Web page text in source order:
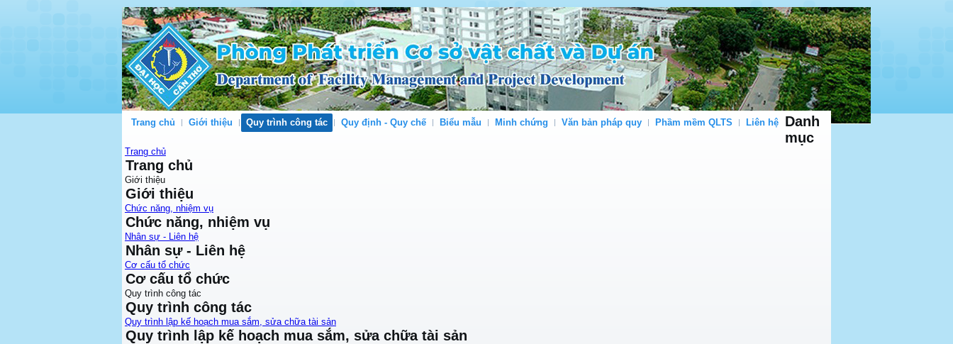
Trang chủ Giới thiệu Quy trình công tác Quy định - Quy chế Biểu mẫu Minh chứng Văn bản pháp quy Phầm mềm QLTS Liên hệ
Danh
mục
Trang chủ
Trang chủ
Giới thiệu
Giới thiệu
Chức năng, nhiệm vụ
Chức năng, nhiệm vụ
Nhân sự - Liên hệ
Nhân sự - Liên hệ
Cơ cấu tổ chức
Cơ cấu tổ chức
Quy trình công tác
Quy trình công tác
Quy trình lập kế hoạch mua sắm, sửa chữa tài sản
Quy trình lập kế hoạch mua sắm, sửa chữa tài sản